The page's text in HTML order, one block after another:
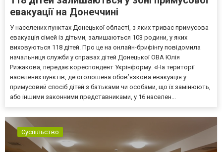
евакуації на Донеччині
У населених пунктах Донецької області, з яких триває примусова
евакуація сімей із дітьми, залишаються 103 родини, у яких
виховуються 118 дітей. Про це на онлайн-брифінгу повідомила
начальниця служби у справах дітей Донецької ОВА Юлія
Рижакова, передає кореспондент Укрінформу. «На території
населених пунктів, де оголошена обов’язкова евакуація у
примусовий спосіб дітей з батьками чи особами, що їх замінюють,
або іншими законними представниками, у 16 населен...
Суспільство